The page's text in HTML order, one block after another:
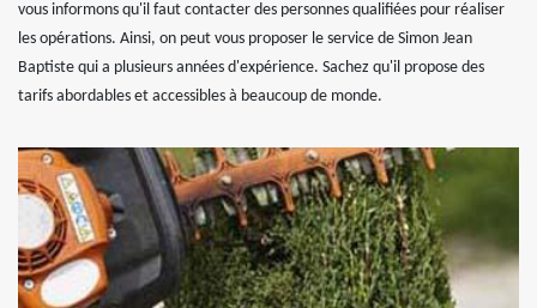
vous informons qu'il faut contacter des personnes qualifiées pour réaliser
les opérations. Ainsi, on peut vous proposer le service de Simon Jean
Baptiste qui a plusieurs années d'expérience. Sachez qu'il propose des
tarifs abordables et accessibles à beaucoup de monde.